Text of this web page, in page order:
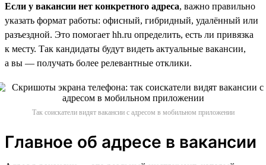
Если у вакансии нет конкретного адреса, важно правильно
указать формат работы: офисный, гибридный, удалённый или
разъездной. Это помогает hh.ru определить, есть ли привязка
к месту. Так кандидаты будут видеть актуальные вакансии,
а вы — получать более релевантные отклики.
Так соискатели видят вакансии с адресом в мобильном приложении
Главное об адресе в вакансии